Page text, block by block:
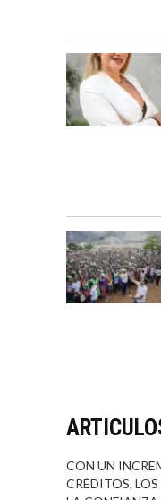
CON UN
CRÉDITOS,